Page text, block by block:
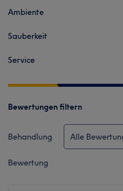
Ambiente
Sauberkeit
Service
Bewertungen filtern
Behandlung Alle
Bewertung